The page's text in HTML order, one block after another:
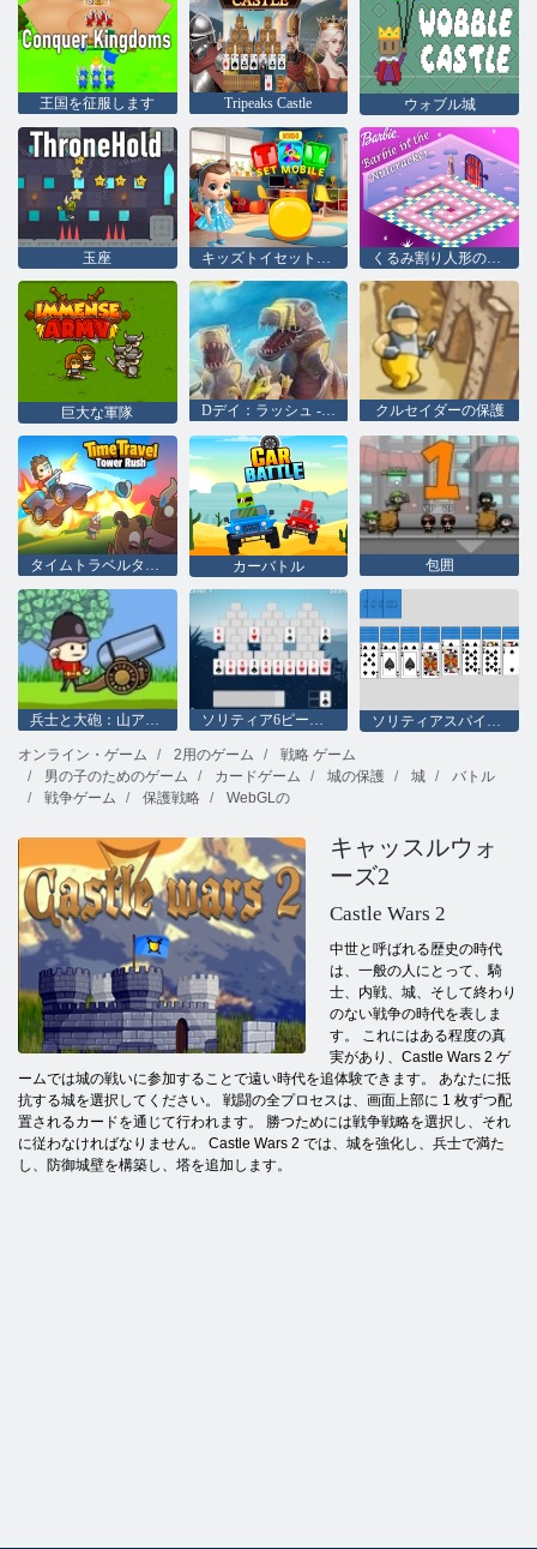
王国を征服します Tripeaks Castle ウォブル城
玉座 キッズトイセットモバイル くるみ割り人形のバービー
巨大な軍隊 Dデイ：ラッシュ - タワーディフェンス クルセイダーの保護
タイムトラベルタワーラッシュ カーバトル 包囲
兵士と大砲：山アタック ソリティア6ピークス
ソリティアスパイダー2
オンライン・ゲーム
2用のゲーム
戦略 ゲーム
男の子のためのゲーム
カードゲーム 城の保護 城
バトル
戦争ゲーム
保護戦略 WebGLの
キャッスルウォ
ーズ2
Castle Wars 2
中世と呼ばれる歴史の時代
は、一般の人にとって、騎
士、内戦、城、そして終わり
のない戦争の時代を表しま
す。 これにはある程度の真
実があり、Castle Wars 2 ゲ
ームでは城の戦いに参加することで遠い時代を追体験できます。 あなたに抵
抗する城を選択してください。 戦闘の全プロセスは、画面上部に 1 枚ずつ配
置されるカードを通じて行われます。 勝つためには戦争戦略を選択し、それ
に従わなければなりません。 Castle Wars 2 では、城を強化し、兵士で満た
し、防御城壁を構築し、塔を追加します。